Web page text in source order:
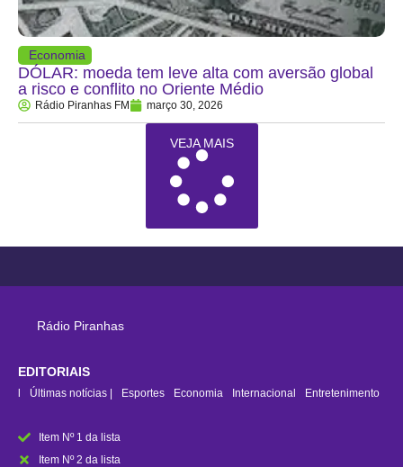
Economia
DÓLAR: moeda tem leve alta com aversão global
a risco e conflito no Oriente Médio
Rádio Piranhas FM março 30, 2026
VEJA MAIS
Rádio Piranhas
EDITORIAIS
Últimas notícias | Esportes Economia Internacional Entretenimento
Item Nº 1 da lista
Item Nº 2 da lista